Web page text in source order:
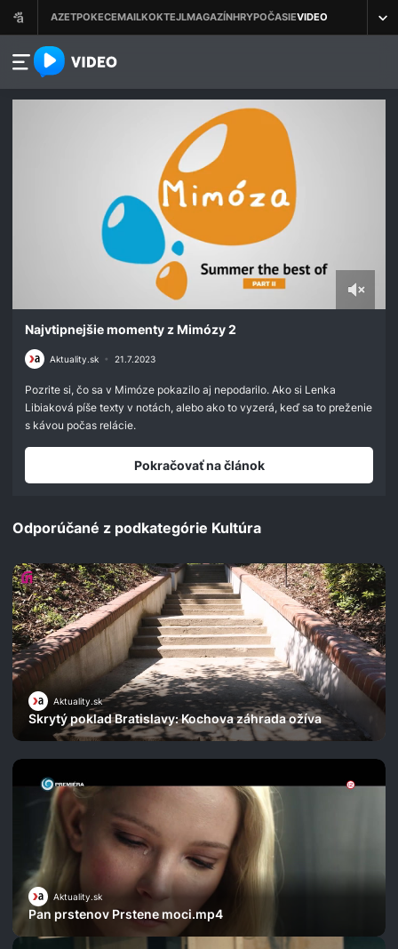
azet.video.sk
minutes,
seconds
Najvtipnejšie momenty z Mimózy 2
Aktuality.sk • 21.7.2023
Pozrite si, čo sa v Mimóze pokazilo aj nepodarilo. Ako si Lenka
Libiaková píše texty v notách, alebo ako to vyzerá, keď sa to preženie
s kávou počas relácie.
Pokračovať na článok
Odporúčané z podkategórie Kultúra
Aktuality.sk
Skrytý poklad Bratislavy: Kochova záhrada ožíva
Aktuality.sk
Pan prstenov Prstene moci.mp4